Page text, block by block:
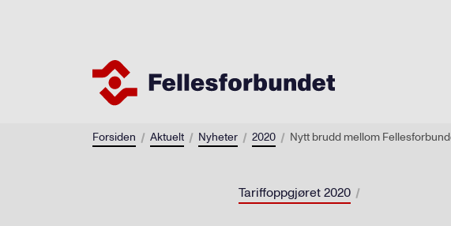
Forsiden Aktuelt Nyheter 2020 Nytt brudd mellom
Tariffoppgjøret 2020